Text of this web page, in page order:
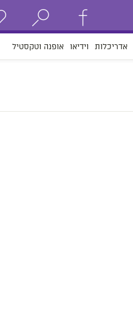
אדריכלות וידיאו אופנה וטקסטיל